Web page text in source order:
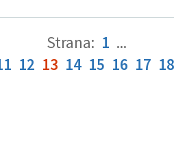
Strana: 1 ...
12 13 14 15 16 17 18